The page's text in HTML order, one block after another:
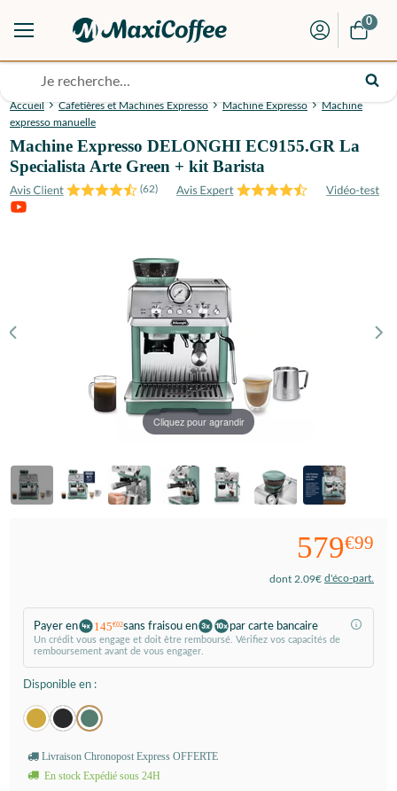
0
Accueil Cafetières et Machines Expresso Machine Expresso
Machine
expresso manuelle
Machine Expresso DELONGHI EC9155.GR La
Specialista Arte Green + kit Barista
(62)
Cliquez pour agrandir
579€99
dont 2.09€ d'éco-part.
Payer en 145€02sans fraisou en par carte bancaire
Un crédit vous engage et doit être remboursé. Vérifiez vos capacités de
remboursement avant de vous engager.
Disponible en :
Livraison Chronopost Express OFFERTE
En stock Expédié sous 24H